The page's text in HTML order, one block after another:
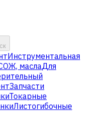
Инструментальная
маслаДля
Запчасти
Токарные
Листогибочные